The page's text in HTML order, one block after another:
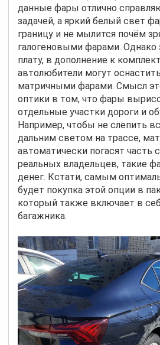
данные фары отлично
задачей, а яркий белый свет
границу и не мылится почём
галогеновыми фарами. Однако
плату, в дополнение к
автолюбители могут
матричными фарами. Смысл
оптики в том, что фары
отдельные участки дороги и
Например, чтобы не слепить
дальним светом на трассе,
автоматически погасят
реальных владельцев, такие
денег. Кстати, самым
будет покупка этой опции в
который также включает в
багажника.